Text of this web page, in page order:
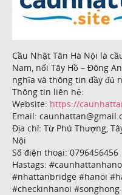
Cầu Nhật Tân Hà Nội là
Nam, nối Tây Hồ – Đông
nghĩa và thông tin đầy đủ
Thông tin liên hệ:
Website: https://
Email:
Địa chỉ: Từ Phú Thượng,
Nội
Số điện thoại: 0796456456
Hastags:
#nhattanbridge #hanoi
#checkinhanoi #songhong